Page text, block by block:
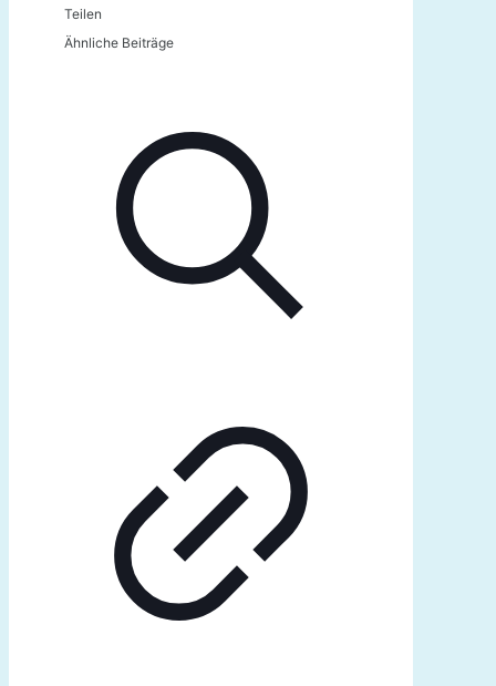
Teilen
Ähnliche Beiträge